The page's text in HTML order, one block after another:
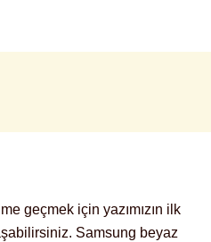
geçmek için yazımızın ilk
Samsung beyaz